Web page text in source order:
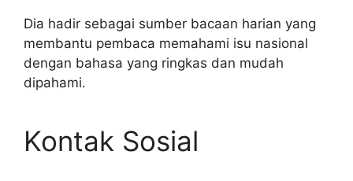
Dia hadir sebagai sumber bacaan harian yang
membantu pembaca memahami isu nasional
dengan bahasa yang ringkas dan mudah
dipahami.
Kontak Sosial